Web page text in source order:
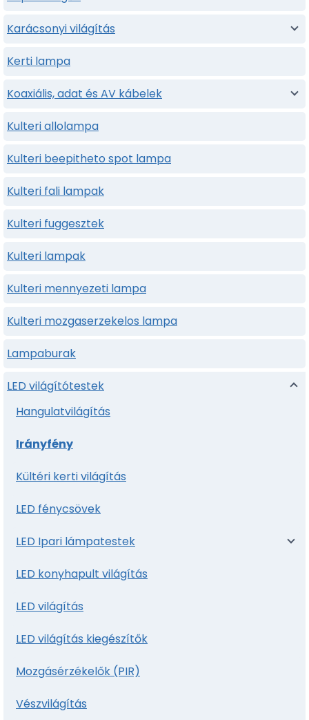
Karácsonyi világítás
Kerti lampa
Koaxiális, adat és AV kábelek
Kulteri allolampa
Kulteri beepitheto spot lampa
Kulteri fali lampak
Kulteri fuggesztek
Kulteri lampak
Kulteri mennyezeti lampa
Kulteri mozgaserzekelos lampa
Lampaburak
LED világítótestek
Hangulatvilágítás
Irányfény
Kültéri kerti világítás
LED fénycsövek
LED Ipari lámpatestek
LED konyhapult világítás
LED világítás
LED világítás kiegészítők
Mozgásérzékelők (PIR)
Vészvilágítás